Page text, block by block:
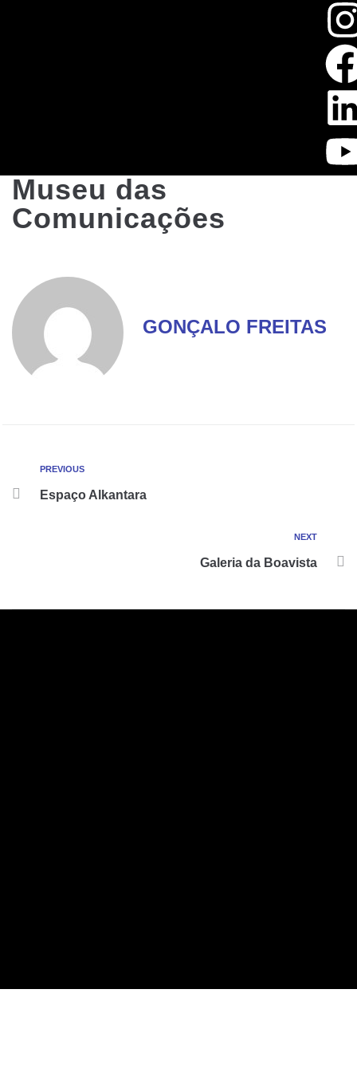
Museu das
Comunicações
GONÇALO FREITAS
PREVIOUS
Espaço Alkantara
NEXT
Galeria da Boavista